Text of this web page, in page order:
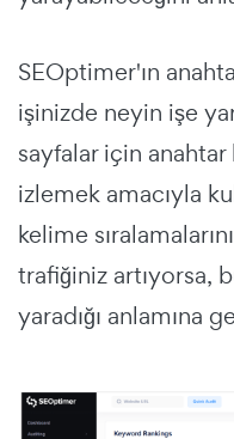
SEOptimer'ın
işinizde neyin işe
sayfalar için anahtar
izlemek amacıyla
kelime
trafiğiniz artıyorsa,
yaradığı anlamına